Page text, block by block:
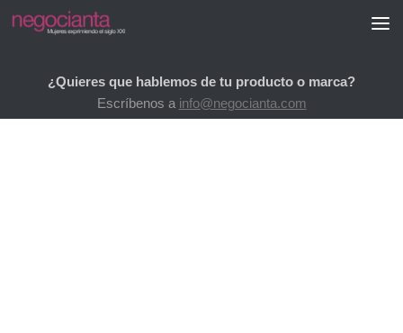
Saltar al contenido
¿Quieres que hablemos de tu producto o marca?
Escríbenos a info@negocianta.com